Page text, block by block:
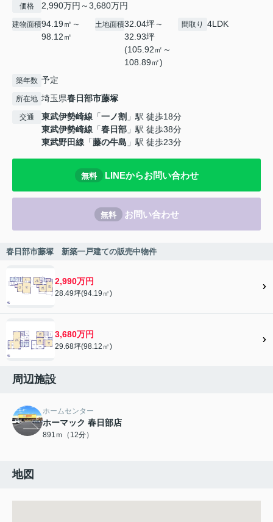
価格 2,990万円～3,680万円
建物面積94.19㎡～
98.12㎡
土地面積32.04坪～
32.93坪
(105.92㎡～
108.89㎡)
間取り 4LDK
築年数 予定
所在地 埼玉県春日部市藤塚
交通 東武伊勢崎線 「一ノ割 」駅 徒歩18分
東武伊勢崎線 「春日部 」駅 徒歩38分
東武野田線 「藤の牛島 」駅 徒歩23分
無料 LINEからお問い合わせ
無料 お問い合わせ
春日部市藤塚 新築一戸建ての販売中物件
2,990万円
28.49坪(94.19㎡)
3,680万円
29.68坪(98.12㎡)
周辺施設
ホームセンター
ホーマック 春日部店
891ｍ（12分）
地図